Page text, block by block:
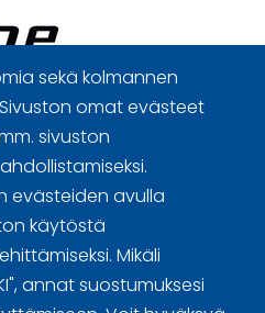
sekä kolmannen
omat evästeet
sivuston
evästeiden avulla
käytöstä
Mikäli
annat suostumuksesi